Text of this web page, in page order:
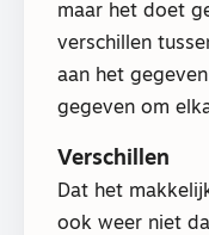
maar het doet
verschillen
aan het
gegeven om
Verschillen
Dat het
ook weer niet